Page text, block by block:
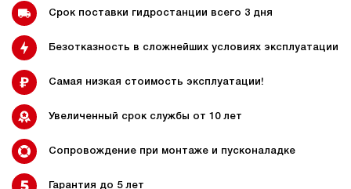
78 978 руб
320
Гидростанция с домкратом 100 тонн НЭР-3И351Т
4.3
78 978 руб
Срок поставки гидростанции всего 3 дня
Безотказность в сложнейших условиях эксплуатации
Самая низкая стоимость эксплуатации!
Увеличенный срок службы от 10 лет
Сопровождение при монтаже и пусконаладке
Гарантия до 5 лет